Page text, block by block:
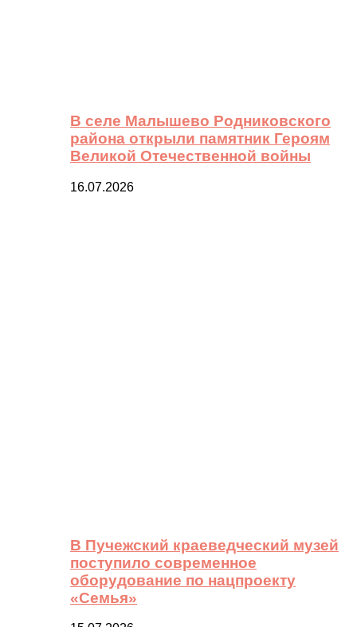
В селе Малышево Родниковского
района открыли памятник Героям
Великой Отечественной войны
16.07.2026
В Пучежский краеведческий музей
поступило современное
оборудование по нацпроекту
«Семья»